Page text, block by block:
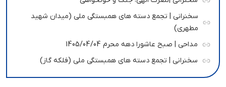
سخنرانی | تجمع دسته های همبستگی ملی (میدان شهید
مطهری)
مداحی | صبح عاشورا دهه محرم 1405/04/04
سخنرانی | تجمع دسته های همبستگی ملی (فلکه گاز)